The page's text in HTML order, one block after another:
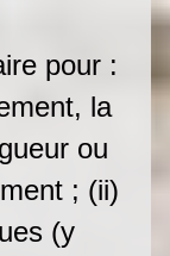
pour :
la
ou
; (ii)
(y